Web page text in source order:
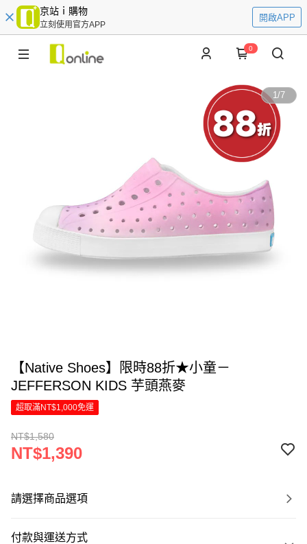
京站ｉ購物
立刻使用官方APP
開啟APP
0
1/7
【Native Shoes】限時88折★小童－
JEFFERSON KIDS 芋頭燕麥
超取滿NT$1,000免運
NT$1,580
NT$1,390
請選擇商品選項
付款與運送方式